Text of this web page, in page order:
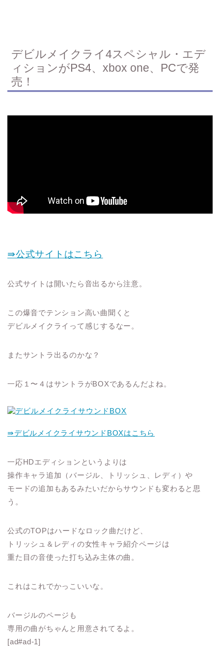
デビルメイクライ4スペシャル・エデ
ィションがPS4、xbox one、PCで発
売！
⇛公式サイトはこちら
公式サイトは開いたら音出るから注意。
この爆音でテンション高い曲聞くと
デビルメイクライって感じするなー。
またサントラ出るのかな？
一応１〜４はサントラがBOXであるんだよね。
⇛デビルメイクライサウンドBOXはこちら
一応HDエディションというよりは
操作キャラ追加（バージル、トリッシュ、レディ）や
モードの追加もあるみたいだからサウンドも変わると思
う。
公式のTOPはハードなロック曲だけど、
トリッシュ＆レディの女性キャラ紹介ページは
重た目の音使った打ち込み主体の曲。
これはこれでかっこいいな。
バージルのページも
専用の曲がちゃんと用意されてるよ。
[ad#ad-1]